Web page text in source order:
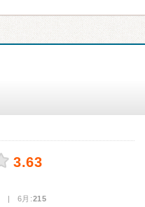
3.63
| 6月:215